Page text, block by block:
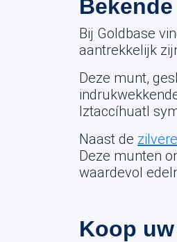
Bij Goldbase
aantrekkelijk
Deze munt,
Iztaccíhuatl
Naast de
Deze munten
waardevol
Koop